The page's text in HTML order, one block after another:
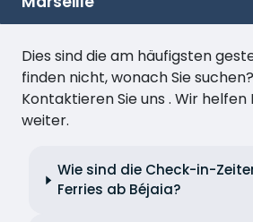
Dies sind die am häufigsten
finden nicht, wonach Sie
Kontaktieren Sie uns . Wir
weiter.
Wie sind die Check-in-
Ferries ab Béjaia?